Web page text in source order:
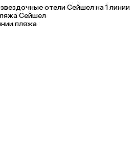
отели Сейшел на 1 линии
Сейшел
пляжа